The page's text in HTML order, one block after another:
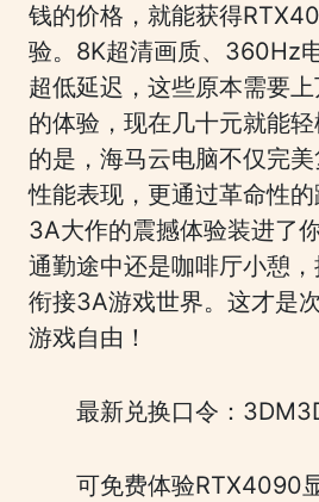
钱的价格，就能获得
验。8K超清画质、360Hz
超低延迟，这些原本需要
的体验，现在几十元就能
的是，海马云电脑不仅完
性能表现，更通过革命性
3A大作的震撼体验装进了
通勤途中还是咖啡厅小憩
衔接3A游戏世界。这才是
游戏自由！
最新兑换口令：
可免费体验RTX4090